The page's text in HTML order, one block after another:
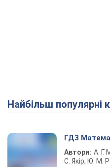
Найбільш популярні
ГДЗ
Автори: А. Г.
С. Якір, Ю. М.